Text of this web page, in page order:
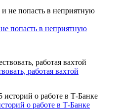
попасть в неприятную
работая вахтой
о работе в Т-Банке